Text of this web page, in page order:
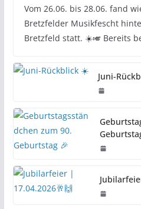
Vom 26.06. bis 28.06. fand
Bretzfelder Musikfescht
Bretzfeld statt. ☀️🎺 Bereits
Juni-